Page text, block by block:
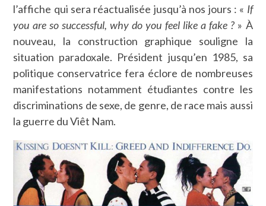
l’affiche qui sera réactualisée jusqu’à nos jours : « If
you are so successful, why do you feel like a fake ? » À
nouveau, la construction graphique souligne la
situation paradoxale. Président jusqu’en 1985, sa
politique conservatrice fera éclore de nombreuses
manifestations notamment étudiantes contre les
discriminations de sexe, de genre, de race mais aussi
la guerre du Viêt Nam.